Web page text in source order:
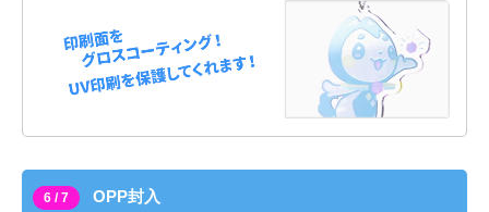
6 / 7 OPP封入